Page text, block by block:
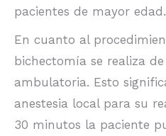
pacientes de mayor edad.
En cuanto al
bichectomía se realiza
ambulatoria. Esto
anestesia local para su
30 minutos la paciente